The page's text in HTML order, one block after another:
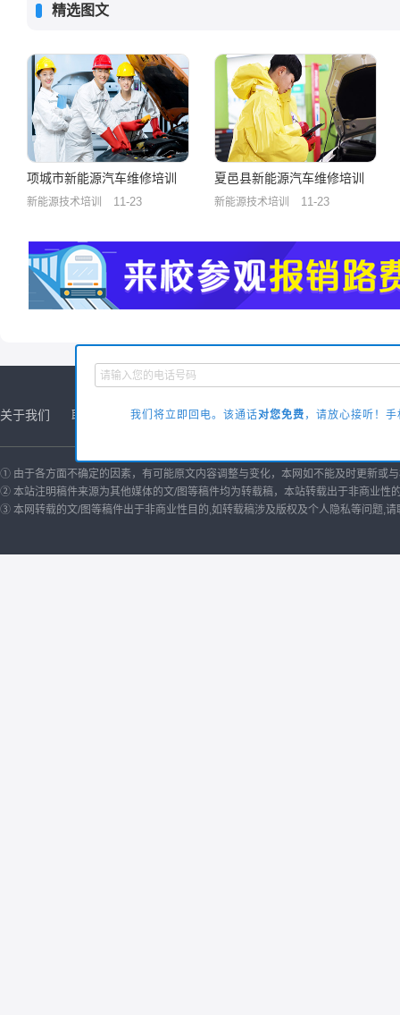
精选图文
项城市新能源汽车维修培训
新能源技术培训 11-23
夏邑县新能源汽车维修培训
新能源技术培训 11-23
关于我们 联系方式 商务合作 友情链接 诚聘英才 版权声
① 由于各方面不确定的因素，有可能原文内容调整与变化，本网如不能及时更新或
② 本站注明稿件来源为其他媒体的文/图等稿件均为转载稿，本站转载出于非商业性
③ 本网转载的文/图等稿件出于非商业性目的,如转载稿涉及版权及个人隐私等问题,
我们将立即回电。该通话对您免费 ，请放心接听！